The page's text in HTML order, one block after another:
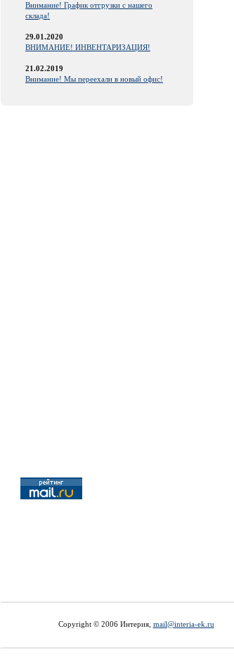
Внимание! График отгрузки с нашего
склада!
29.01.2020
ВНИМАНИЕ! ИНВЕНТАРИЗАЦИЯ!
21.02.2019
Внимание! Мы переехали в новый офис!
Copyright © 2006 Интерия, mail@interia-ek.ru